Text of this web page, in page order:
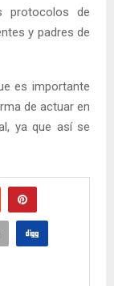
protocolos de
y padres de
es importante
de actuar en
ya que así se